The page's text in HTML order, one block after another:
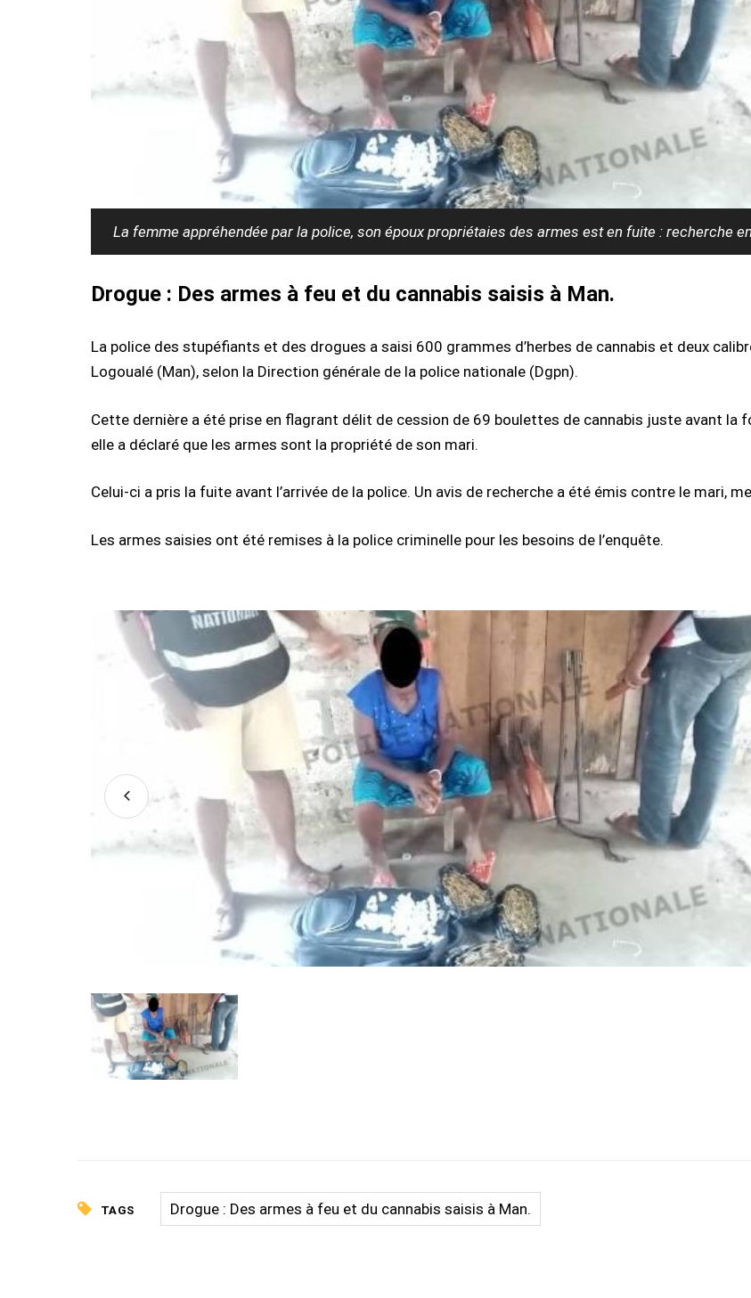
La femme appréhendée par la police, son époux propriétaies des armes est en fuite : recherche
Drogue : Des armes à feu et du cannabis saisis à Man.
La police des stupéfiants et des drogues a saisi 600 grammes d’herbes de cannabis et deux
Logoualé (Man), selon la Direction générale de la police nationale (Dgpn).
Cette dernière a été prise en flagrant délit de cession de 69 boulettes de cannabis juste avant la
elle a déclaré que les armes sont la propriété de son mari.
Celui-ci a pris la fuite avant l’arrivée de la police. Un avis de recherche a été émis contre le mari,
Les armes saisies ont été remises à la police criminelle pour les besoins de l’enquête.
TAGS Drogue : Des armes à feu et du cannabis saisis à Man.